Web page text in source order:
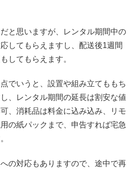
と思いますが、レンタル期間中の
してもらえますし、配送後1週間
してもらえます。
でいうと、設置や組み立てももち
、レンタル期間の延長は割安な値
、消耗品は料金に込み込み、リモ
の紙パックまで、申告すれば宅急
の対応もありますので、途中で再